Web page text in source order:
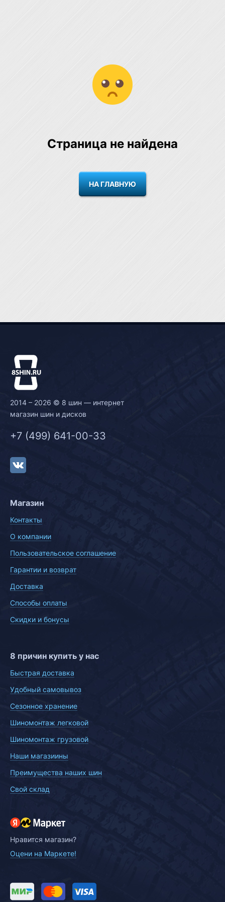
Страница не найдена
НА ГЛАВНУЮ
2014 – 2026 © 8 шин — интернет
магазин шин и дисков
+7 (499) 641-00-33
Магазин
Контакты
О компании
Пользовательское соглашение
Гарантии и возврат
Доставка
Способы оплаты
Скидки и бонусы
8 причин купить у нас
Быстрая доставка
Удобный самовывоз
Сезонное хранение
Шиномонтаж легковой
Шиномонтаж грузовой
Наши магазиины
Преимущества наших шин
Свой склад
Нравится магазин?
Оцени на Маркете!